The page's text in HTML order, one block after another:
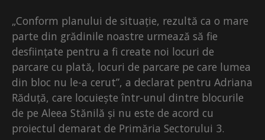
„Conform planului de situație, rezultă ca o mare
parte din grădinile noastre urmează să fie
desființate pentru a fi create noi locuri de
parcare cu plată, locuri de parcare pe care lumea
din bloc nu le-a cerut”, a declarat pentru Adriana
Răduță, care locuiește într-unul dintre blocurile
de pe Aleea Stănilă și nu este de acord cu
proiectul demarat de Primăria Sectorului 3.